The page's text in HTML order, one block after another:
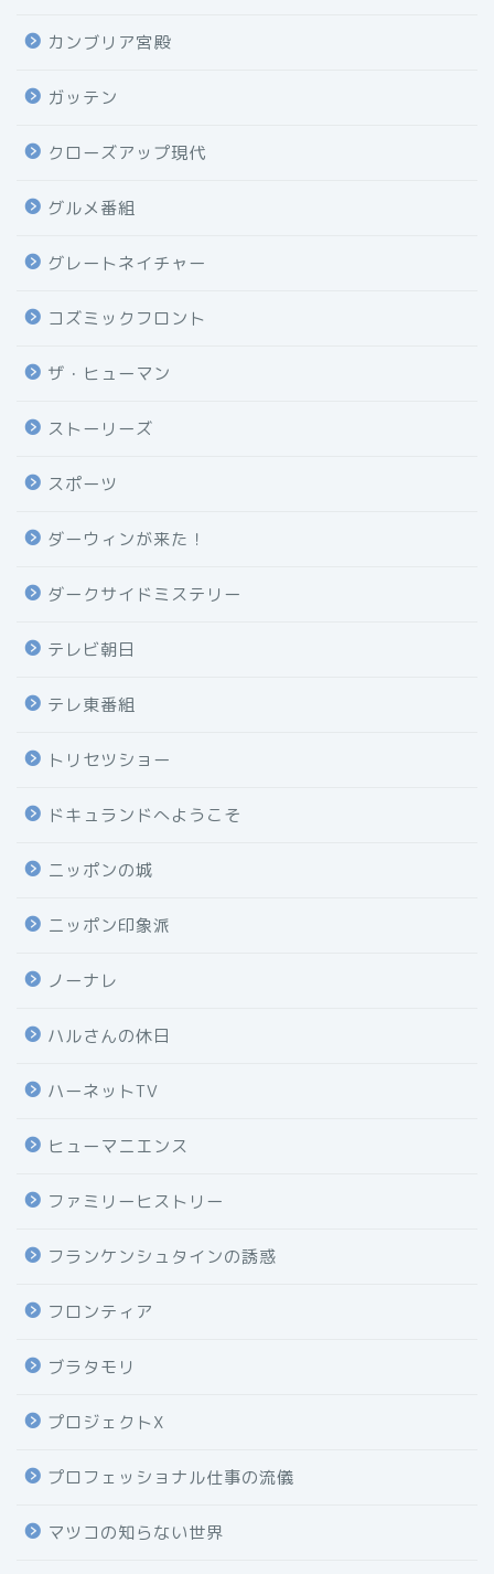
カンブリア宮殿
ガッテン
クローズアップ現代
グルメ番組
グレートネイチャー
コズミックフロント
ザ・ヒューマン
ストーリーズ
スポーツ
ダーウィンが来た！
ダークサイドミステリー
テレビ朝日
テレ東番組
トリセツショー
ドキュランドへようこそ
ニッポンの城
ニッポン印象派
ノーナレ
ハルさんの休日
ハーネットTV
ヒューマニエンス
ファミリーヒストリー
フランケンシュタインの誘惑
フロンティア
ブラタモリ
プロジェクトX
プロフェッショナル仕事の流儀
マツコの知らない世界